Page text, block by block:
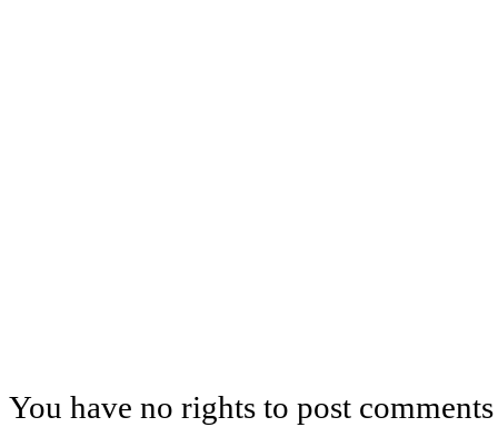
You have no rights to post comments